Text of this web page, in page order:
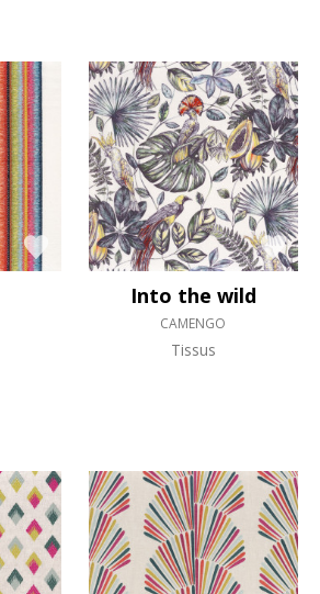
Into the wild
CAMENGO
Tissus